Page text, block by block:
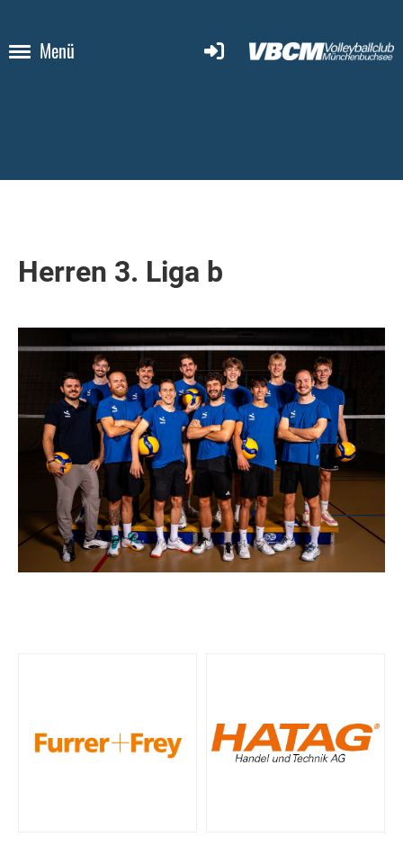
Menü
Herren 3. Liga b